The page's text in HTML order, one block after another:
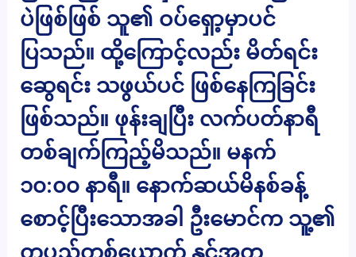
ပဲဖြစ်ဖြစ် သူ၏ ဝပ်ရှော့မှာပင်
ပြသည်။ ထို့ကြောင့်လည်း မိတ်ရင်း
ဆွေရင်း သဖွယ်ပင် ဖြစ်နေကြခြင်း
ဖြစ်သည်။ ဖုန်းချပြီး လက်ပတ်နာရီ
တစ်ချက်ကြည့်မိသည်။ မနက်
၁၀:၀၀ နာရီ။ နောက်ဆယ်မိနစ်ခန့်
စောင့်ပြီးသောအခါ ဦးမောင်က သူ့၏
တပည့်တစ်ယောက် နှင့်အတူ